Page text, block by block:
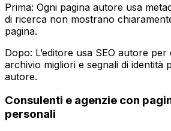
Prima: Ogni pagina autore usa
di ricerca non mostrano
pagina.
Dopo: L’editore usa SEO autore per
archivio migliori e segnali di identità
autore.
Consulenti e agenzie con
personali